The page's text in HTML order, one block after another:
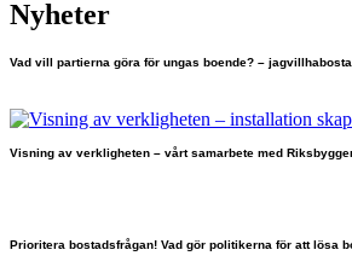
Nyheter
Vad vill partierna göra för ungas boende? –
Visning av verkligheten – vårt samarbete med
Prioritera bostadsfrågan! Vad gör politikerna för att lösa